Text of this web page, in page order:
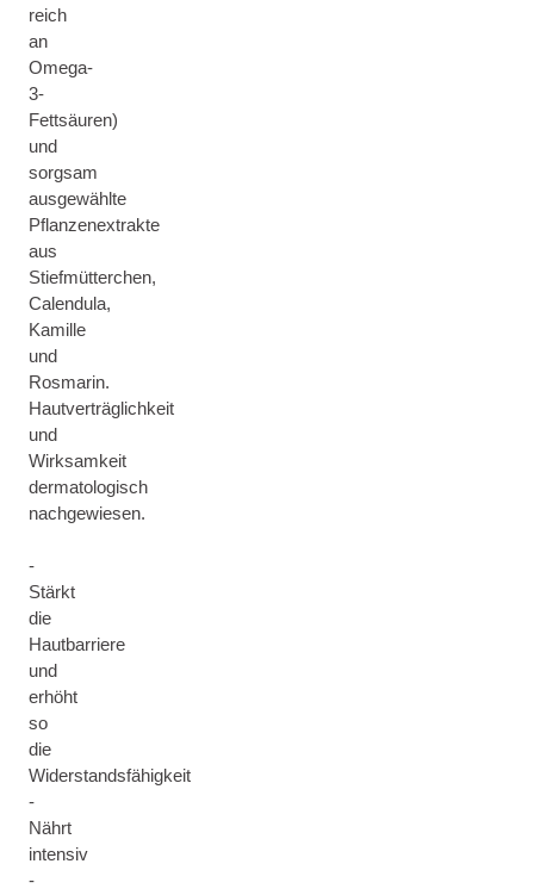
reich
an
Omega-
3-
Fettsäuren)
und
sorgsam
ausgewählte
Pflanzenextrakte
aus
Stiefmütterchen,
Calendula,
Kamille
und
Rosmarin.
Hautverträglichkeit
und
Wirksamkeit
dermatologisch
nachgewiesen.
-
Stärkt
die
Hautbarriere
und
erhöht
so
die
Widerstandsfähigkeit
-
Nährt
intensiv
-